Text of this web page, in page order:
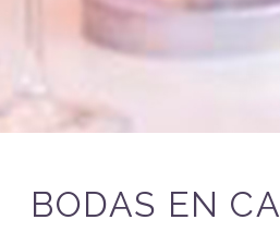
BODAS EN